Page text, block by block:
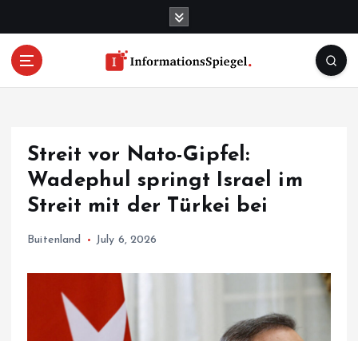
Streit vor Nato-Gipfel:
Wadephul springt Israel im
Streit mit der Türkei bei
Buitenland July 6, 2026